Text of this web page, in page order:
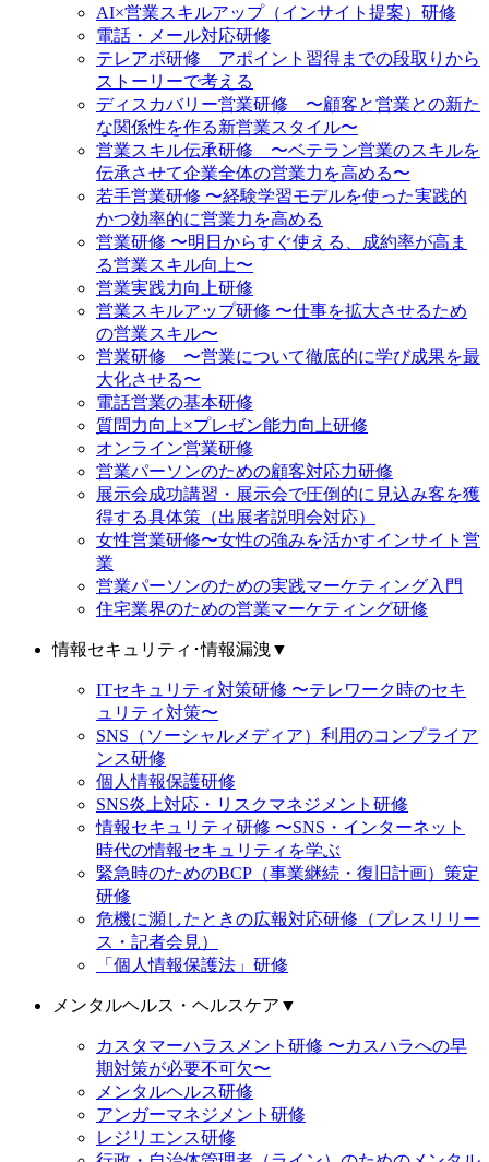
AI×営業スキルアップ（インサイト提案）研修
電話・メール対応研修
テレアポ研修 アポイント習得までの段取りから
ストーリーで考える
ディスカバリー営業研修 〜顧客と営業との新た
な関係性を作る新営業スタイル〜
営業スキル伝承研修 〜ベテラン営業のスキルを
伝承させて企業全体の営業力を高める〜
若手営業研修 〜経験学習モデルを使った実践的
かつ効率的に営業力を高める
営業研修 〜明日からすぐ使える、成約率が高ま
る営業スキル向上〜
営業実践力向上研修
営業スキルアップ研修 〜仕事を拡大させるため
の営業スキル〜
営業研修 〜営業について徹底的に学び成果を最
大化させる〜
電話営業の基本研修
質問力向上×プレゼン能力向上研修
オンライン営業研修
営業パーソンのための顧客対応力研修
展示会成功講習・展示会で圧倒的に見込み客を獲
得する具体策（出展者説明会対応）
女性営業研修〜女性の強みを活かすインサイト営
業
営業パーソンのための実践マーケティング入門
住宅業界のための営業マーケティング研修
情報セキュリティ･情報漏洩 ▼
ITセキュリティ対策研修 〜テレワーク時のセキ
ュリティ対策〜
SNS（ソーシャルメディア）利用のコンプライア
ンス研修
個人情報保護研修
SNS炎上対応・リスクマネジメント研修
情報セキュリティ研修 〜SNS・インターネット
時代の情報セキュリティを学ぶ
緊急時のためのBCP（事業継続・復旧計画）策定
研修
危機に瀕したときの広報対応研修（プレスリリー
ス・記者会見）
「個人情報保護法」研修
メンタルヘルス・ヘルスケア ▼
カスタマーハラスメント研修 〜カスハラへの早
期対策が必要不可欠〜
メンタルヘルス研修
アンガーマネジメント研修
レジリエンス研修